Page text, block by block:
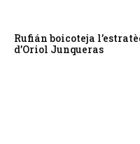
Rufián boicoteja
d’Oriol Junqueras